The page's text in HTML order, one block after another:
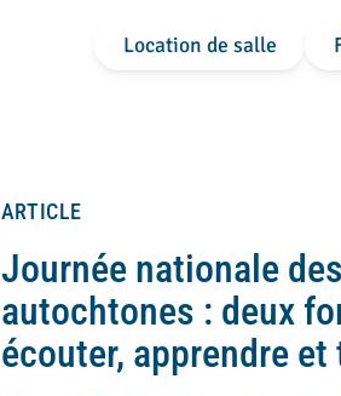
Location de salle
ARTICLE
Journée nationale
autochtones : deux
écouter, apprendre